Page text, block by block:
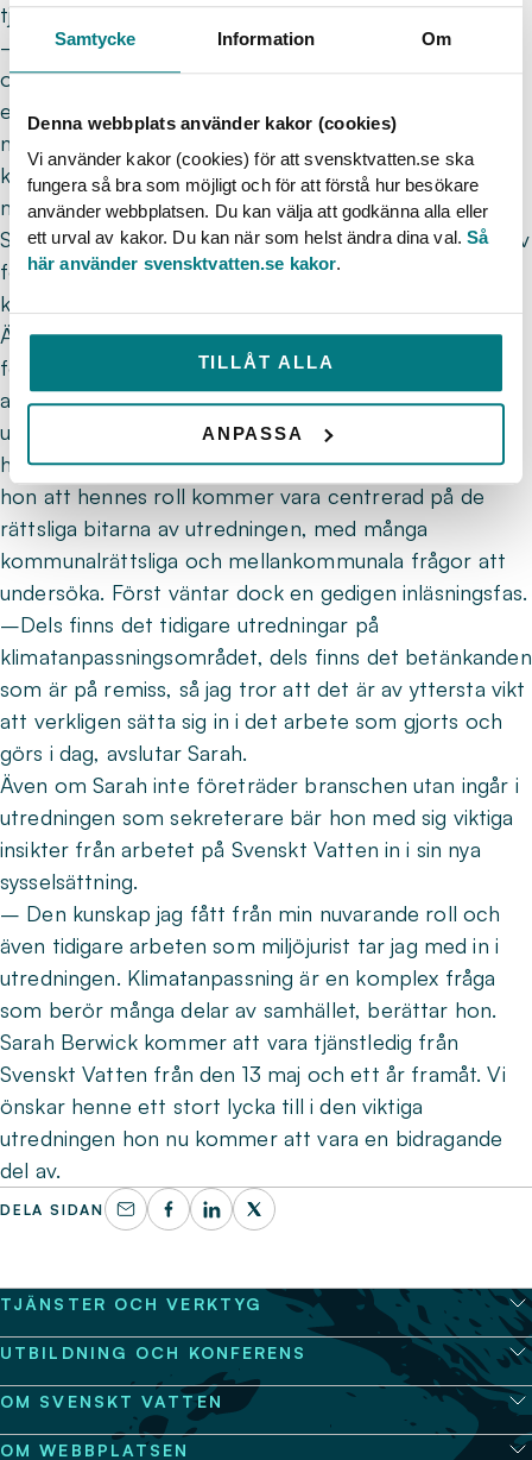
Samtycke Information Om
Denna webbplats använder kakor (cookies)
Vi använder kakor (cookies) för att svensktvatten.se ska
fungera så bra som möjligt och för att förstå hur besökare
använder webbplatsen. Du kan välja att godkänna alla eller
ett urval av kakor. Du kan när som helst ändra dina val.Så
här använder svensktvatten.se kakor.
TILLÅT ALLA
ANPASSA
tjänstledig från sin ordinarie tjänst.
– Det ska bli spännande att vara sekreterare i en
offentlig utredning där man verkligen får fördjupa sig i
en specifik fråga, analysera och väga för- och
nackdelar. Sedan är det viktigt att det handlar om just
klimatanpassning, det är en fråga som jag är bekant
med och intresserad av, säger hon.
Syftet med utredningen är att analysera och vid behov
föreslå ny eller anpassad lagstiftning för att effektiva
klimatanpassningsåtgärder ska kunna genomföras.
Även en finansieringsmodell finns med inom ramarna
för utredningen. Under arbetets gång kommer Sarah
att jobba tätt med såväl utredare som den andra
utredningssekreteraren, men hon kommer också att
ha tät dialog med olika berörda aktörer. Främst ser
hon att hennes roll kommer vara centrerad på de
rättsliga bitarna av utredningen, med många
kommunalrättsliga och mellankommunala frågor att
undersöka. Först väntar dock en gedigen inläsningsfas.
–Dels finns det tidigare utredningar på
klimatanpassningsområdet, dels finns det betänkanden
som är på remiss, så jag tror att det är av yttersta vikt
att verkligen sätta sig in i det arbete som gjorts och
görs i dag, avslutar Sarah.
Även om Sarah inte företräder branschen utan ingår i
utredningen som sekreterare bär hon med sig viktiga
insikter från arbetet på Svenskt Vatten in i sin nya
sysselsättning.
– Den kunskap jag fått från min nuvarande roll och
även tidigare arbeten som miljöjurist tar jag med in i
utredningen. Klimatanpassning är en komplex fråga
som berör många delar av samhället, berättar hon.
Sarah Berwick kommer att vara tjänstledig från
Svenskt Vatten från den 13 maj och ett år framåt. Vi
önskar henne ett stort lycka till i den viktiga
utredningen hon nu kommer att vara en bidragande
del av.
DELA SIDAN
TJÄNSTER OCH VERKTYG
UTBILDNING OCH KONFERENS
OM SVENSKT VATTEN
OM WEBBPLATSEN